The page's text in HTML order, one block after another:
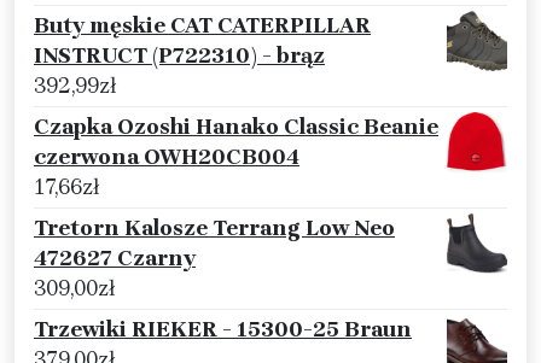
Buty męskie CAT CATERPILLAR
INSTRUCT (P722310) - brąz
392,99zł
Czapka Ozoshi Hanako Classic Beanie
czerwona OWH20CB004
17,66zł
Tretorn Kalosze Terrang Low Neo
472627 Czarny
309,00zł
Trzewiki RIEKER - 15300-25 Braun